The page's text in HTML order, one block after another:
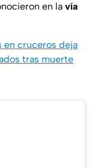
en la vía
en cruceros deja
tras muerte